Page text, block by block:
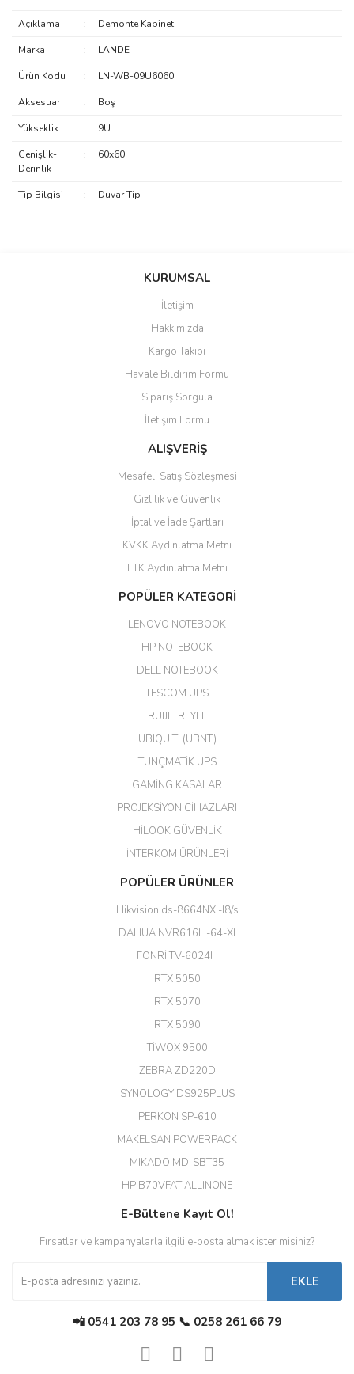
Açıklama : Demonte Kabinet
Marka : LANDE
Ürün Kodu : LN-WB-09U6060
Aksesuar : Boş
Yükseklik : 9U
Genişlik-
Derinlik
: 60x60
Tip Bilgisi : Duvar Tip
Bu ürüne ilk yorumu siz yapın!
güzel paketlenmiş ama yanında
ile 24 izlenmektedir diye küçük
bir tabela olsa daha hoş
hızlı güvenli bir alışveriş oldu
Yalçın Kaya | 20/06/2026
ahmet yiğit | 29/04/2026
Aldığım ürün kapalı kutu teslim
edildi. Teşekkür ederim.
GÜRKAN KETHÜDAOĞLU |
Her şey için teşekkür ederim çok
Erdal Cingöz | 07/02/2026
Başarılı. Bu vasıfta bir ürünü bu
kadar uygun fiyata bulabilmek
büyük şans. Güvenliticaret
(HIKVISION DS-3E0326P-E/M(B)
EROL ÇAKMAK | 26/12/2025
Diğer yorumları göster
KURUMSAL
İletişim
Hakkımızda
Kargo Takibi
Havale Bildirim Formu
Sipariş Sorgula
İletişim Formu
ALIŞVERİŞ
Mesafeli Satış Sözleşmesi
Gizlilik ve Güvenlik
İptal ve İade Şartları
KVKK Aydınlatma Metni
ETK Aydınlatma Metni
POPÜLER KATEGORİ
LENOVO NOTEBOOK
HP NOTEBOOK
DELL NOTEBOOK
TESCOM UPS
RUIJIE REYEE
UBIQUITI (UBNT)
TUNÇMATİK UPS
GAMİNG KASALAR
PROJEKSİYON CİHAZLARI
HİLOOK GÜVENLİK
İNTERKOM ÜRÜNLERİ
POPÜLER ÜRÜNLER
Hikvision ds-8664NXI-I8/s
DAHUA NVR616H-64-XI
FONRİ TV-6024H
RTX 5050
RTX 5070
RTX 5090
TİWOX 9500
ZEBRA ZD220D
SYNOLOGY DS925PLUS
PERKON SP-610
MAKELSAN POWERPACK
MIKADO MD-SBT35
HP B70VFAT ALLINONE
E-Bültene Kayıt Ol!
Fırsatlar ve kampanyalarla ilgili e-posta almak ister misiniz?
EKLE
📲 0541 203 78 95 📞 0258 261 66 79